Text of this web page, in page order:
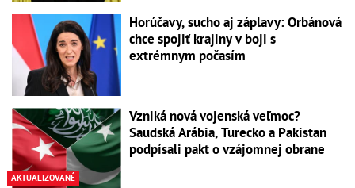
Horúčavy, sucho aj záplavy: Orbánová
chce spojiť krajiny v boji s
extrémnym počasím
AKTUALIZOVANÉ
Vzniká nová vojenská veľmoc?
Saudská Arábia, Turecko a Pakistan
podpísali pakt o vzájomnej obrane